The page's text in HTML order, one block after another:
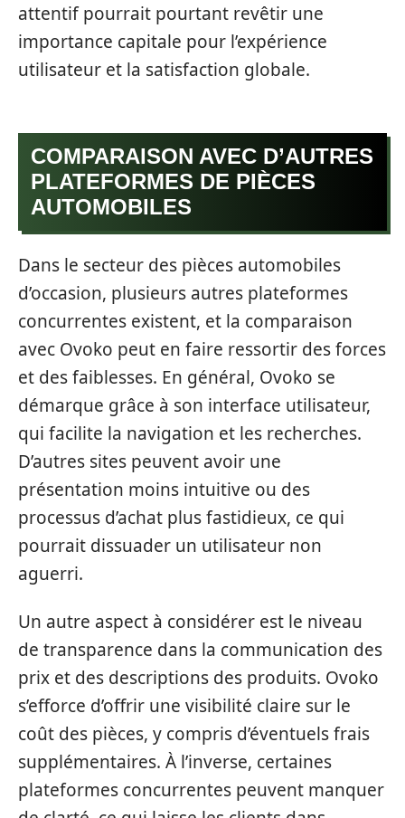
attentif pourrait pourtant revêtir une
importance capitale pour l’expérience
utilisateur et la satisfaction globale.
COMPARAISON AVEC D’AUTRES
PLATEFORMES DE PIÈCES
AUTOMOBILES
Dans le secteur des pièces automobiles
d’occasion, plusieurs autres plateformes
concurrentes existent, et la comparaison
avec Ovoko peut en faire ressortir des forces
et des faiblesses. En général, Ovoko se
démarque grâce à son interface utilisateur,
qui facilite la navigation et les recherches.
D’autres sites peuvent avoir une
présentation moins intuitive ou des
processus d’achat plus fastidieux, ce qui
pourrait dissuader un utilisateur non
aguerri.
Un autre aspect à considérer est le niveau
de transparence dans la communication des
prix et des descriptions des produits. Ovoko
s’efforce d’offrir une visibilité claire sur le
coût des pièces, y compris d’éventuels frais
supplémentaires. À l’inverse, certaines
plateformes concurrentes peuvent manquer